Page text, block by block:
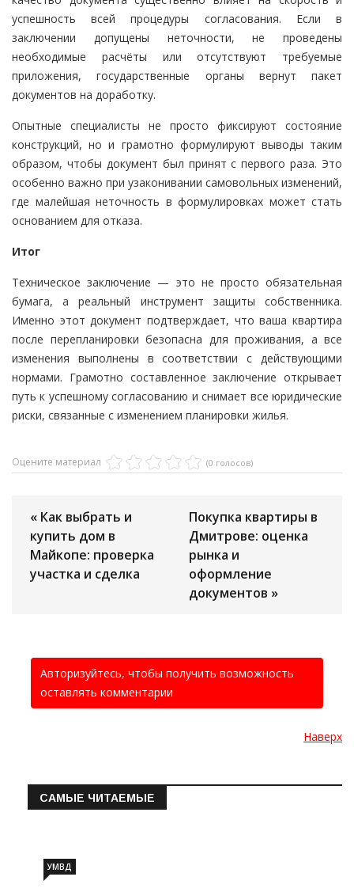
успешность всей процедуры согласования. Если в
заключении допущены неточности, не проведены
необходимые расчёты или отсутствуют требуемые
приложения, государственные органы вернут пакет
документов на доработку.
Опытные специалисты не просто фиксируют состояние
конструкций, но и грамотно формулируют выводы таким
образом, чтобы документ был принят с первого раза. Это
особенно важно при узаконивании самовольных изменений,
где малейшая неточность в формулировках может стать
основанием для отказа.
Итог
Техническое заключение — это не просто обязательная
бумага, а реальный инструмент защиты собственника.
Именно этот документ подтверждает, что ваша квартира
после перепланировки безопасна для проживания, а все
изменения выполнены в соответствии с действующими
нормами. Грамотно составленное заключение открывает
путь к успешному согласованию и снимает все юридические
риски, связанные с изменением планировки жилья.
Оцените материал (0 голосов)
« Как выбрать и
купить дом в
Майкопе: проверка
участка и сделка
Покупка квартиры в
Дмитрове: оценка
рынка и
оформление
документов »
Авторизуйтесь, чтобы получить возможность
оставлять комментарии
Наверх
САМЫЕ ЧИТАЕМЫЕ
УМВД